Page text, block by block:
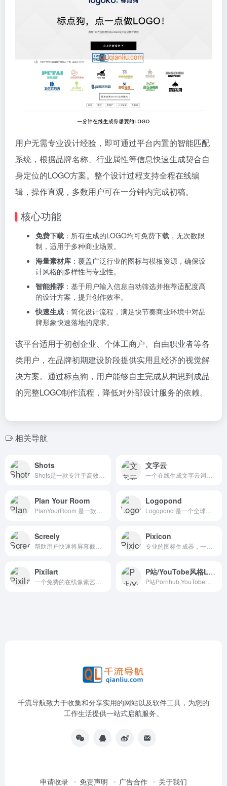
用户无需专业设计经验，即可通过平台内置的智能匹配
系统，根据品牌名称、行业属性等信息快速生成契合自
身定位的LOGO方案。整个设计过程支持全程在线编
辑，操作直观，多数用户可在一分钟内完成初稿。
核心功能
免费下载 ：所有生成的LOGO均可免费下载，无次数限
制，适用于多种商业场景。
海量素材库 ：覆盖广泛行业的图标与模板资源，确保设
计风格的多样性与专业性。
智能推荐 ：基于用户输入信息自动筛选并推荐适配度高
的设计方案，提升创作效率。
快速生成 ：简化设计流程，满足快节奏商业环境中对品
牌形象快速落地的需求。
该平台适用于初创企业、个体工商户、自由职业者等各
类用户，在品牌初期建设阶段提供实用且经济的视觉解
决方案。通过标点狗，用户能够自主完成从构思到成品
的完整LOGO制作流程，降低对外部设计服务的依赖。
相关导航
Shots
Shots是一款专注于高效创建优质模型展示、动画及视觉内容的在线设计工具，凭借易用性与专业性的平衡，成为社交媒体运营、网站设计及品牌推广者的得力助手。
文字云
一个在线生成文字云词云图的工具
Plan Your Room
PlanYourRoom 是一款专注于室内设计与空间规划的在线工具平台 ，致力于帮助用户通过直观的拖放操作和可视化效果，轻松规划和设计房间布局。
Logopond
Logopond 是一个全球性的在线 Logo 设计分享平台，该平台汇集了来自世界各地的设计师，提供了一个展示、分享和交流创意设计作品的社区。
Screely
帮助用户快速将屏幕截图和设计转换为精美的网站原型
Pixicon
专业的图标生成器，一键创建桌面应用、浏览器扩展和网站所需的各种尺寸图标
Pixilart
一个免费的在线像素艺术创作平台
P站/YouTobe风格Logo生成器
P站Pornhub,YouTobe风格Logo图片在线制作生成器
千流导航致力于收集和分享实用的网站以及软件工具，为您的
工作生活提供一站式启航服务。
申请收录 免责声明 广告合作 关于我们